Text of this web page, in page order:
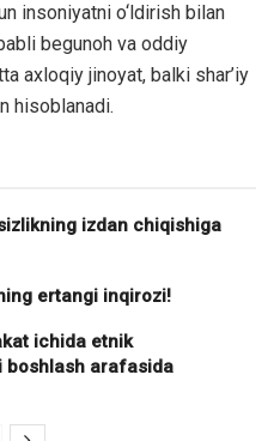
insoniyatni o‘ldirish bilan
begunoh va oddiy
axloqiy jinoyat, balki shar’iy
hisoblanadi.
izdan chiqishiga
ertangi inqirozi!
ichida etnik
boshlash arafasida